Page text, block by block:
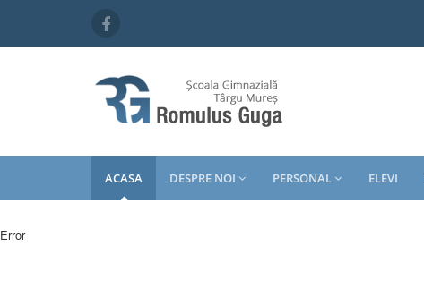
ACASA DESPRE NOI PERSONAL ELEVI
Error